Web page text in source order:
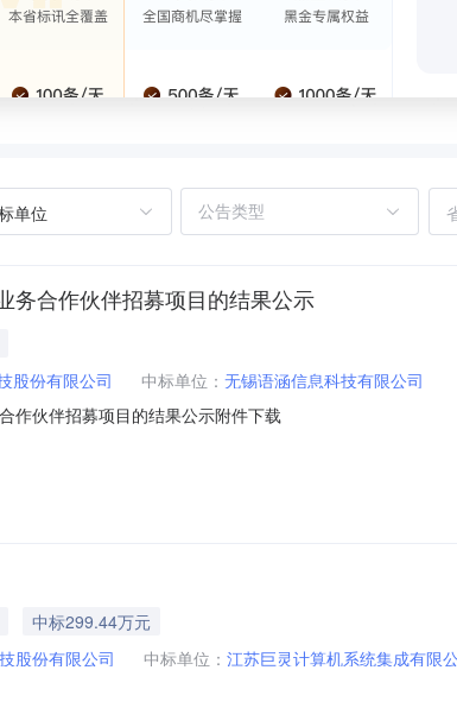
单位
务合作伙伴招募项目的结果公示
股份有限公司 中标单位： 无锡语涵信息科技有限公司
作伙伴招募项目的结果公示附件下载
中标299.44万元
股份有限公司 中标单位： 江苏巨灵计算机系统集成有限